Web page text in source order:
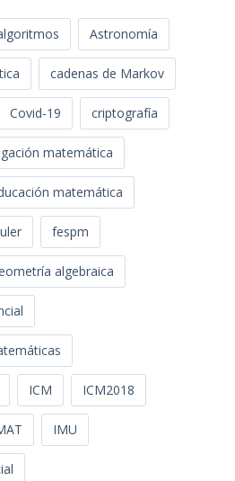
Astronomía
cadenas de Markov
Covid-19 criptografía
matemática
matemática
fespm
algebraica
ICM ICM2018
IMU